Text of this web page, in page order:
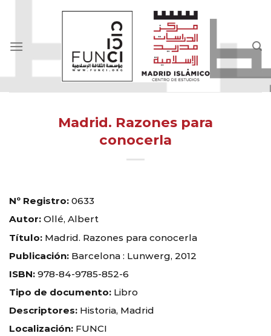
Madrid. Razones para
conocerla
Nº Registro: 0633
Autor: Ollé, Albert
Título: Madrid. Razones para conocerla
Publicación: Barcelona : Lunwerg, 2012
ISBN: 978-84-9785-852-6
Tipo de documento: Libro
Descriptores: Historia, Madrid
Localización: FUNCI